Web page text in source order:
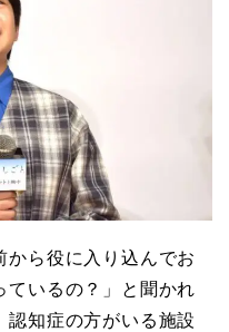
から役に入り込んでお
ているの？」と聞かれ
認知症の方がいる施設